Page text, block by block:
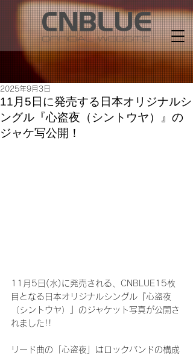
11月5日に発売する日本オリジナルシ
ングル『心盗夜（シントウヤ）』の
ジャケ写公開！
2025年9月3日
11月5日(水)に発売される、CNBLUE15枚
目となる日本オリジナルシングル『心盗夜
（シントウヤ）』のジャケット写真が公開さ
れました!!
リード曲の「心盗夜」はロックバンドの構成